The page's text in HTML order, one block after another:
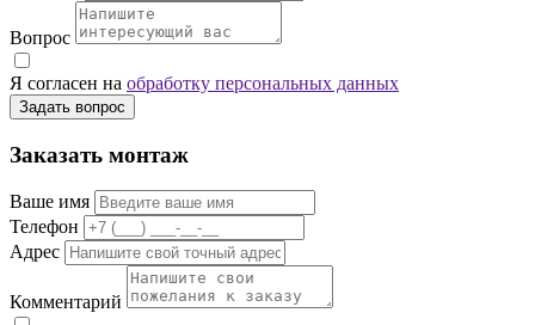
Вопрос
Я согласен на обработку персональных данных
Задать вопрос
Заказать монтаж
Ваше имя
Телефон
Адрес
Комментарий